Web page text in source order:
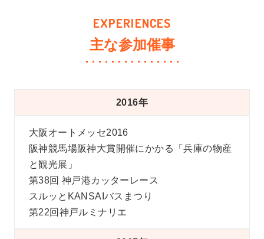
主な参加催事
2016年
大阪オートメッセ2016
阪神競馬場阪神大賞開催にかかる「兵庫の物産
と観光展」
第38回 神戸港カッターレース
スルッとKANSAIバスまつり
第22回神戸ルミナリエ